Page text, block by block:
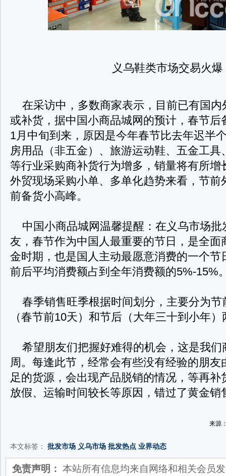
义乌鞋类市场交易火爆
在采访中，多数商家表示，目前已有国内
或补货，据中国小商品城网的预计，春节后
1月中旬到来，原因是今年春节比去年迟半
房用品（非五金）、旅游运动鞋、五金工具
等行业采购商补货行为增多，销量将有所增
外贸现场采购小单、多单化趋势来看，节前
前备货小高峰。
中国小商品城网温馨提醒：在义乌市场批
友，春节作为中国人最重要的节日，是全面
金时期，也是国人主动最愿意消费的一个节
前后平均消费额占到全年消费额的5%-15%
春季销售旺季根据时间划分，主要分为节
（春节前10天）和节后（大年三十到小年
希望朋友们把握好难得的机会，这是我们
周。每逢此节，经常会有些没有经验的朋友
足的货源，会出现产品脱销的情况，等再补
放假、运输时间较长等原因，错过了黄金销
来源
本文标签： 批发市场 义乌市场 批发热点 业界动态
免责声明： 本站所有信息均来自网络和相关会员